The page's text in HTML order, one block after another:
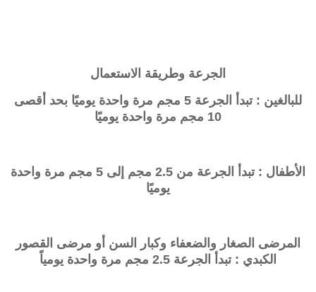
الجرعة وطريقة الاستعمال
للبالغين : تبدأ الجرعة 5 مجم مرة واحدة يوميًا بحد أقصى
10 مجم مرة واحدة يوميًا
الأطفال : تبدأ الجرعة من 2.5 مجم إلى 5 مجم مرة واحدة
يوميًا
المرضى الصغار والضعفاء وكبار السن أو مرضى القصور
الكبدي : تبدأ الجرعة 2.5 مجم مرة واحدة يومياً